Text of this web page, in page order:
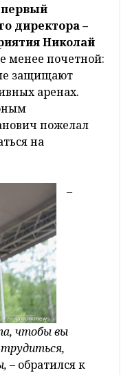
первый
директора –
Николай
менее почетной:
защищают
аренах.
пожелал
на
–
чтобы вы
– обратился к